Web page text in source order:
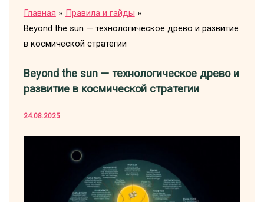
Главная
Правила и гайды
Beyond the sun — технологическое древо и развитие
в космической стратегии
Beyond the sun — технологическое древо и
развитие в космической стратегии
24.08.2025